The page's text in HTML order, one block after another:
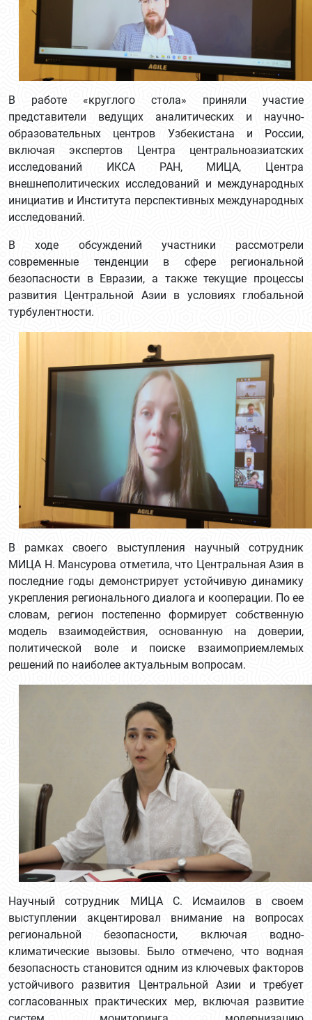
В работе «круглого стола» приняли участие
представители ведущих аналитических и научно-
образовательных центров Узбекистана и России,
включая экспертов Центра центральноазиатских
исследований ИКСА РАН, МИЦА, Центра
внешнеполитических исследований и международных
инициатив и Института перспективных международных
исследований.
В ходе обсуждений участники рассмотрели
современные тенденции в сфере региональной
безопасности в Евразии, а также текущие процессы
развития Центральной Азии в условиях глобальной
турбулентности.
В рамках своего выступления научный сотрудник
МИЦА Н. Мансурова отметила, что Центральная Азия в
последние годы демонстрирует устойчивую динамику
укрепления регионального диалога и кооперации. По ее
словам, регион постепенно формирует собственную
модель взаимодействия, основанную на доверии,
политической воле и поиске взаимоприемлемых
решений по наиболее актуальным вопросам.
Научный сотрудник МИЦА С. Исмаилов в своем
выступлении акцентировал внимание на вопросах
региональной безопасности, включая водно-
климатические вызовы. Было отмечено, что водная
безопасность становится одним из ключевых факторов
устойчивого развития Центральной Азии и требует
согласованных практических мер, включая развитие